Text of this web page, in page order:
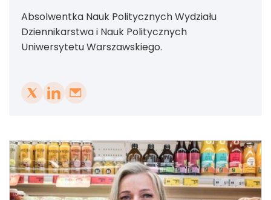
Absolwentka Nauk Politycznych Wydziału
Dziennikarstwa i Nauk Politycznych
Uniwersytetu Warszawskiego.